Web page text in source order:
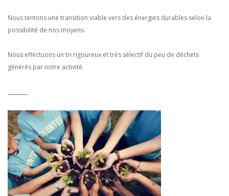
Nous tentons une transition viable vers des énergies durables selon la
possibilité de nos moyens.
Nous effectuons un tri rigoureux et très sélectif du peu de déchets
générés par notre activité.